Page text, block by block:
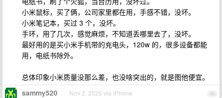
小米鼠标，买了俩，公司家里都在用，手感不错，没坏。
小米笔记本，买过 3 个，没坏。
手环，用了几次，感觉麻烦，不知道丢哪里去了，没坏。
最好用的是买小米手机带的充电头，120w 的，很多设备都能
用，电纸书除外。
总体印象小米质量没那么差，也没啥突出的，就是图他便宜。
46
sammy520 Nov 2, 2025 via iPhone